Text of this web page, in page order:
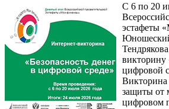
С 6 по 20
эстафеты
викторину
цифровой
Викторина
защиты от
цифровом